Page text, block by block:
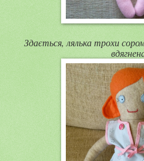
Здається, лялька трохи